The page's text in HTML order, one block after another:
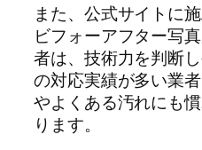
また、公式サイトに
ビフォーアフター写
者は、技術力を判断
の対応実績が多い業
やよくある汚れにも
ります。